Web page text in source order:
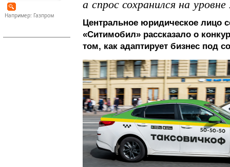
Например: Газпром
а спрос сохранился на
Центральное юридическое лицо
«Ситимобил» рассказало о
том, как адаптирует бизнес под